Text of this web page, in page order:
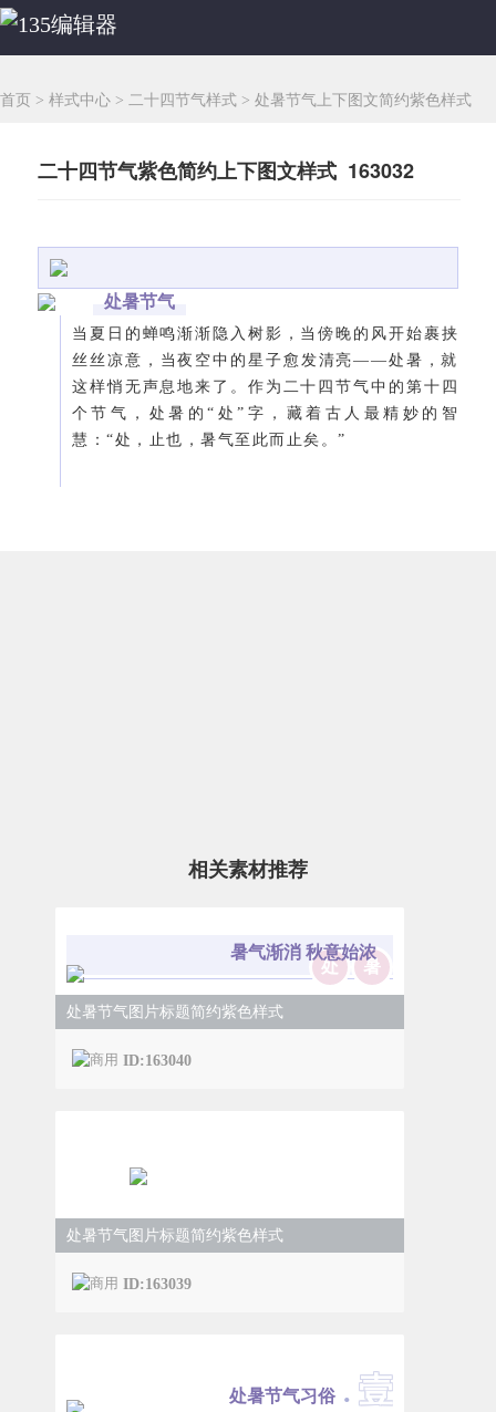
首页 > 样式中心 > 二十四节气样式 > 处暑节气上下图文简约紫色样式
二十四节气紫色简约上下图文样式 163032
处暑节气
当夏日的蝉鸣渐渐隐入树影，当傍晚的风开始裹挟
丝丝凉意，当夜空中的星子愈发清亮——处暑，就
这样悄无声息地来了。作为二十四节气中的第十四
个节气，处暑的“处”字，藏着古人最精妙的智
慧：“处，止也，暑气至此而止矣。”
相关素材推荐
处 暑
暑气渐消 秋意始浓
处暑节气图片标题简约紫色样式
ID:163040
处暑节气图片标题简约紫色样式
ID:163039
处暑节气习俗 . 壹